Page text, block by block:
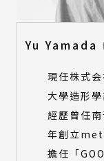
Yu Yamada
現任株式
大學造形
經歷曾任
年創立
擔任「